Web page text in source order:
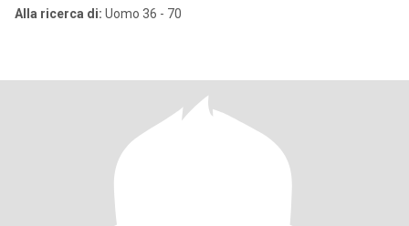
Alla ricerca di: Uomo 36 - 70